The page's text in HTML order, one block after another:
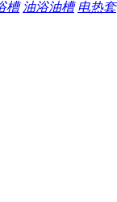
槽 油浴油槽 电热套